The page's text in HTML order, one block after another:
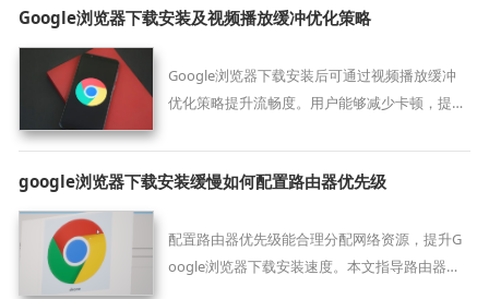
Google浏览器下载安装及视频播放缓冲优化策略
Google浏览器下载安装后可通过视频播放缓冲
优化策略提升流畅度。用户能够减少卡顿，提高
google浏览器下载安装缓慢如何配置路由器优先级
配置路由器优先级能合理分配网络资源，提升G
oogle浏览器下载安装速度。本文指导路由器优